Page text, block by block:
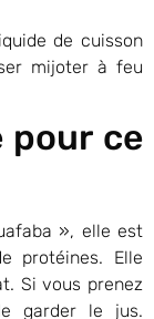
de cuisson
mijoter à feu
pour ce
», elle est
protéines. Elle
Si vous prenez
garder le jus.